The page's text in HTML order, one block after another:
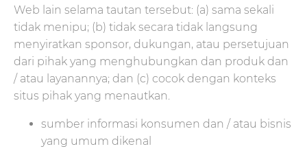
Web lain selama tautan tersebut: (a) sama sekali
tidak menipu; (b) tidak secara tidak langsung
menyiratkan sponsor, dukungan, atau persetujuan
dari pihak yang menghubungkan dan produk dan
/ atau layanannya; dan (c) cocok dengan konteks
situs pihak yang menautkan.
sumber informasi konsumen dan / atau bisnis
yang umum dikenal